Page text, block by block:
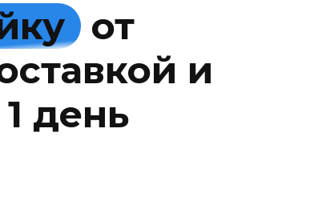
от
и
день